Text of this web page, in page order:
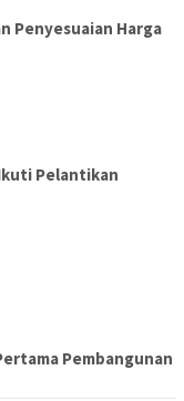
Penyesuaian Harga
Pelantikan
Polder Merauke
Pembangunan